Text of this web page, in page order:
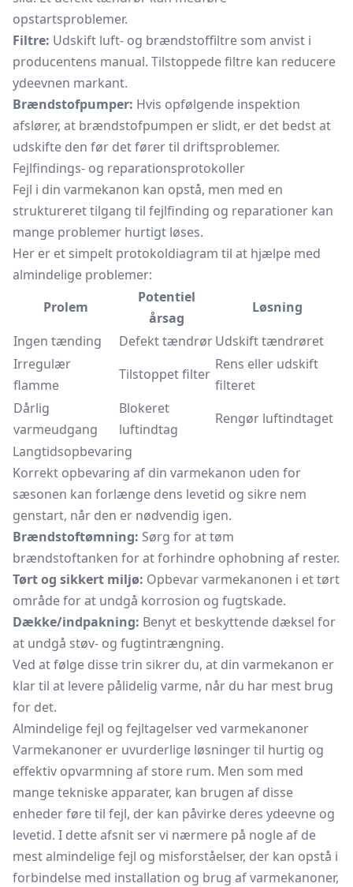
opstartsproblemer.
Filtre: Udskift luft- og brændstoffiltre som anvist i
producentens manual. Tilstoppede filtre kan reducere
ydeevnen markant.
Brændstofpumper: Hvis opfølgende inspektion
afslører, at brændstofpumpen er slidt, er det bedst at
udskifte den før det fører til driftsproblemer.
Fejlfindings- og reparationsprotokoller
Fejl i din varmekanon kan opstå, men med en
struktureret tilgang til fejlfinding og reparationer kan
mange problemer hurtigt løses.
Her er et simpelt protokoldiagram til at hjælpe med
almindelige problemer:
Prolem
Potentiel
årsag
Løsning
Ingen tænding
Defekt tændrørUdskift tændrøret
Irregulær
flamme
Tilstoppet filter
Rens eller udskift
filteret
Dårlig
varmeudgang
Blokeret
luftindtag
Rengør luftindtaget
Langtidsopbevaring
Korrekt opbevaring af din varmekanon uden for
sæsonen kan forlænge dens levetid og sikre nem
genstart, når den er nødvendig igen.
Brændstoftømning: Sørg for at tøm
brændstoftanken for at forhindre ophobning af rester.
Tørt og sikkert miljø: Opbevar varmekanonen i et tørt
område for at undgå korrosion og fugtskade.
Dække/indpakning: Benyt et beskyttende dæksel for
at undgå støv- og fugtintrængning.
Ved at følge disse trin sikrer du, at din varmekanon er
klar til at levere pålidelig varme, når du har mest brug
for det.
Almindelige fejl og fejltagelser ved varmekanoner
Varmekanoner er uvurderlige løsninger til hurtig og
effektiv opvarmning af store rum. Men som med
mange tekniske apparater, kan brugen af disse
enheder føre til fejl, der kan påvirke deres ydeevne og
levetid. I dette afsnit ser vi nærmere på nogle af de
mest almindelige fejl og misforståelser, der kan opstå i
forbindelse med installation og brug af varmekanoner,